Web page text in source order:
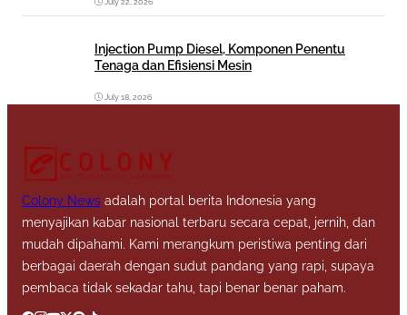
Injection Pump Diesel, Komponen Penentu
Tenaga dan Efisiensi Mesin
July 18, 2026
Colony News adalah portal berita Indonesia yang
menyajikan kabar nasional terbaru secara cepat, jernih, dan
mudah dipahami. Kami merangkum peristiwa penting dari
berbagai daerah dengan sudut pandang yang rapi, supaya
pembaca tidak sekadar tahu, tapi benar benar paham.